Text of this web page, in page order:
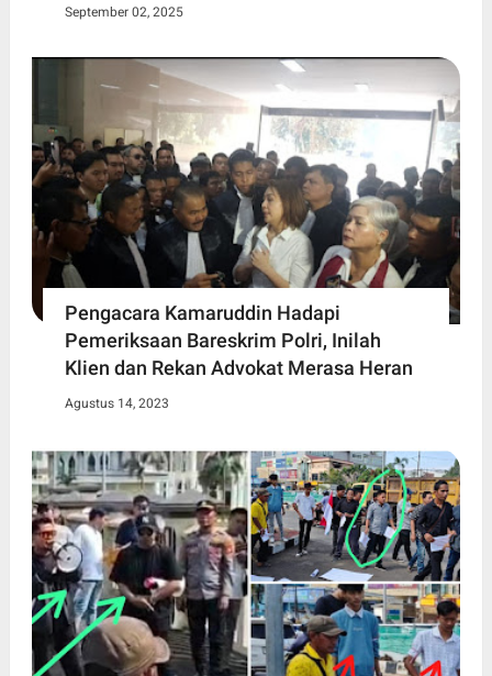
September 02, 2025
Pengacara Kamaruddin Hadapi
Pemeriksaan Bareskrim Polri, Inilah
Klien dan Rekan Advokat Merasa Heran
Agustus 14, 2023